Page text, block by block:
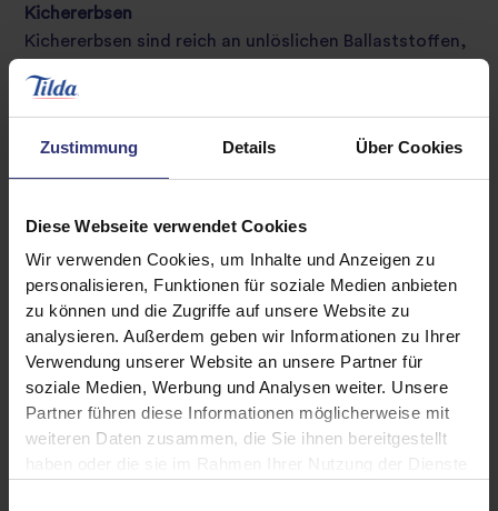
Zustimmung Details Über Cookies
Diese Webseite verwendet Cookies
Wir verwenden Cookies, um Inhalte und Anzeigen zu
personalisieren, Funktionen für soziale Medien anbieten
zu können und die Zugriffe auf unsere Website zu
analysieren. Außerdem geben wir Informationen zu Ihrer
Verwendung unserer Website an unsere Partner für
soziale Medien, Werbung und Analysen weiter. Unsere
Partner führen diese Informationen möglicherweise mit
weiteren Daten zusammen, die Sie ihnen bereitgestellt
haben oder die sie im Rahmen Ihrer Nutzung der Dienste
Kichererbsen
Kichererbsen sind reich an unlöslichen Ballaststoffen,
die enthaltenen Antioxidantien Zellschäden vor.
Studien haben gezeigt, dass ein gesteigerter Verzehr
von Kichererbsen die Insulinfunktion des Körpers und
die Blutzuckerregulierung verbessern.
Kichererbsen sind äußerst vielseitig – ob als Zutat in
Currys, Eintöpfen und Salaten oder als Basis für
Hummus und Falafel.
Schwarze Bohnen
Bereits eine Portion schwarze Bohnen liefert ein
Drittel der empfohlenen täglichen Eiweißmenge für
Erwachsene. Darüber hinaus halten sie dank Omega-
3-Fettsäuren die Gelenke und das Herz gesund.
Schwarze Bohnen sind eine perfekte Ergänzung zu